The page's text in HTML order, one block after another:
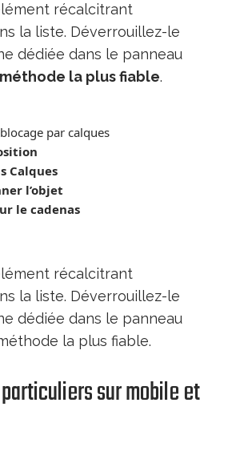
récalcitrant
la liste. Déverrouillez-le
dédiée dans le panneau
méthode la plus fiable.
par calques
Calques
l’objet
le cadenas
récalcitrant
la liste. Déverrouillez-le
dédiée dans le panneau
la plus fiable.
sur mobile et